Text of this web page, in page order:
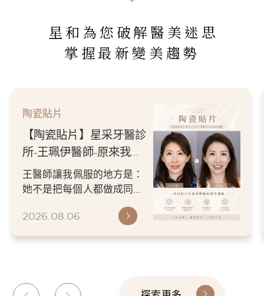
星和為您破解醫美迷思
掌握最新變美趨勢
陶瓷貼片
【陶瓷貼片】星采牙醫診
所-王珮伊醫師-原來我的
不愛笑，只是不喜歡自己
原本的牙齒
王醫師讓我佩服的地方是：
她不是把每個人都做成同一
更適合自己的樣子。 現...
2026.08.06